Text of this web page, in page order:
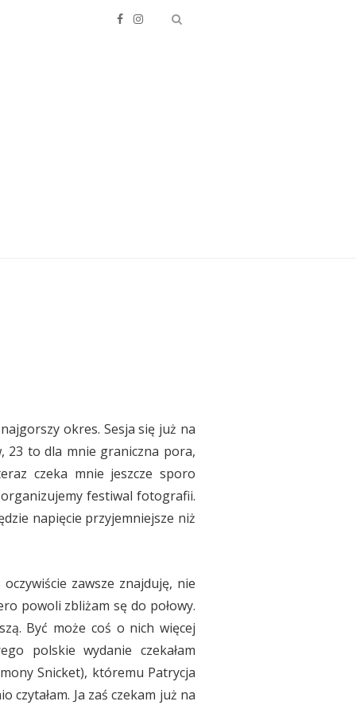
okres. Sesja się już na
23 to dla mnie graniczna pora,
czeka mnie jeszcze sporo
festiwal fotografii.
napięcie przyjemniejsze niż
zawsze znajduję, nie
powoli zbliżam sę do połowy.
Być może coś o nich więcej
polskie wydanie czekałam
Snicket), któremu Patrycja
Ja zaś czekam już na